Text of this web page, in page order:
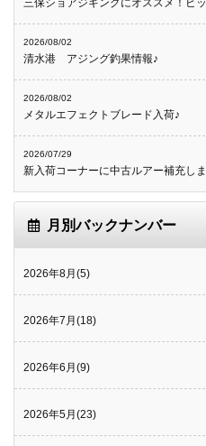
三保ショアジギングにオススメ！ビ
2026/08/02
清水港 アジング釣果情報♪
2026/08/02
メタルエフェクトブレード入荷♪
2026/07/29
新入荷コーナーに中古ルアー補充し
月別バックナンバー
2026年8月(5)
2026年7月(18)
2026年6月(9)
2026年5月(23)